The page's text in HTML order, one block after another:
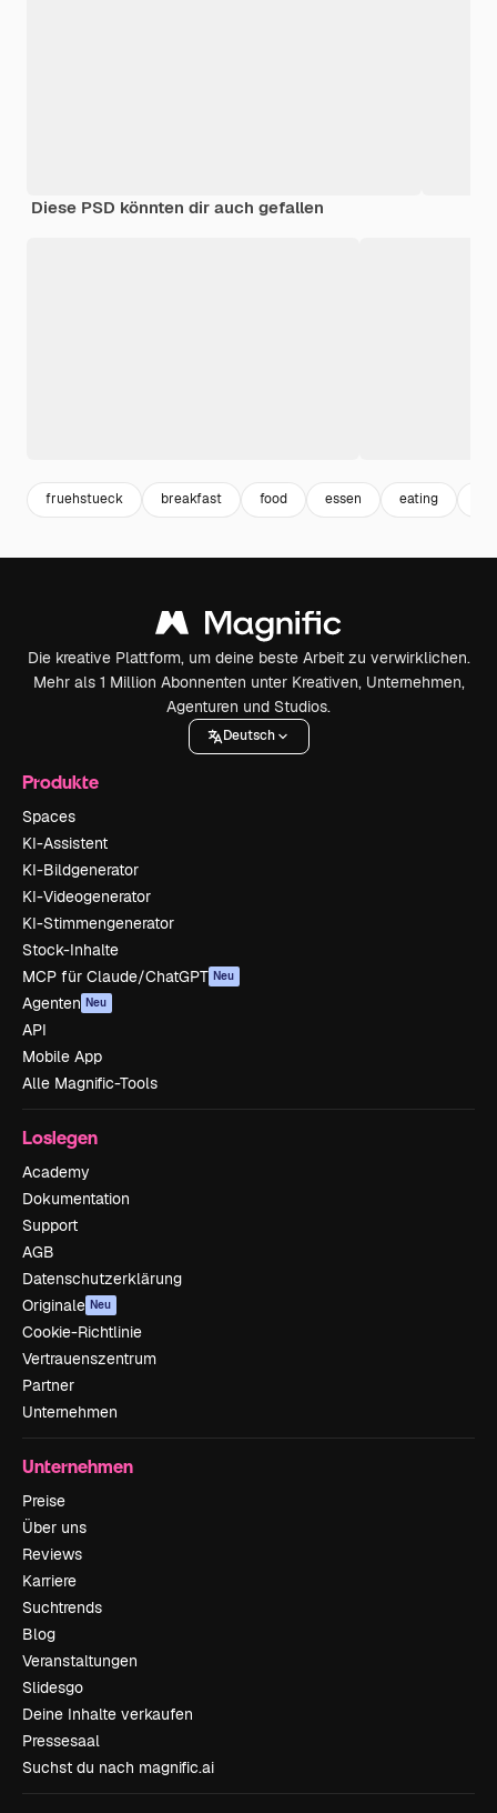
Diese PSD könnten dir auch gefallen
fruehstueck breakfast food essen eating
Die kreative Plattform, um deine beste Arbeit zu verwirklichen.
Mehr als 1 Million Abonnenten unter Kreativen, Unternehmen,
Agenturen und Studios.
Deutsch
Produkte
Spaces
KI-Assistent
KI-Bildgenerator
KI-Videogenerator
KI-Stimmengenerator
Stock-Inhalte
MCP für Claude/ChatGPT Neu
Agenten Neu
API
Mobile App
Alle Magnific-Tools
Loslegen
Academy
Dokumentation
Support
AGB
Datenschutzerklärung
Originale Neu
Cookie-Richtlinie
Vertrauenszentrum
Partner
Unternehmen
Unternehmen
Preise
Über uns
Reviews
Karriere
Suchtrends
Blog
Veranstaltungen
Slidesgo
Deine Inhalte verkaufen
Pressesaal
Suchst du nach magnific.ai